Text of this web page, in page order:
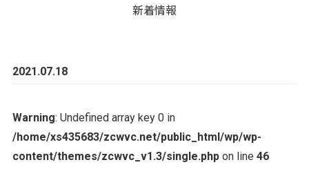
新着情報
2021.07.18
Warning: Undefined array key 0 in
/home/xs435683/zcwvc.net/public_html/wp/wp-
content/themes/zcwvc_v1.3/single.phpon line 46